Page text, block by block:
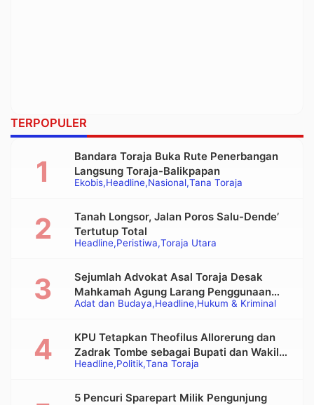
TERPOPULER
Ekobis Headline Nasional Tana Toraja
Bandara Toraja Buka Rute Penerbangan
Langsung Toraja-Balikpapan
Headline Peristiwa Toraja Utara
Tanah Longsor, Jalan Poros Salu-Dende’
Tertutup Total
Adat dan Budaya Headline Hukum & Kriminal
Sejumlah Advokat Asal Toraja Desak
Mahkamah Agung Larang Penggunaan
Alat Berat pada Eksekusi Rumah Adat
Headline Politik Tana Toraja
KPU Tetapkan Theofilus Allorerung dan
Zadrak Tombe sebagai Bupati dan Wakil
Bupati Tana Toraja Terpilih
5 Pencuri Sparepart Milik Pengunjung